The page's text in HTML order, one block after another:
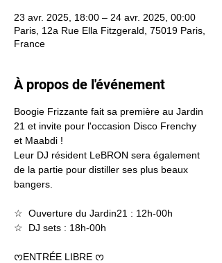
23 avr. 2025, 18:00 – 24 avr. 2025, 00:00
Paris, 12a Rue Ella Fitzgerald, 75019 Paris,
France
À propos de l'événement
Boogie Frizzante fait sa première au Jardin
21 et invite pour l'occasion Disco Frenchy
et Maabdi !
Leur DJ résident LeBRON sera également
de la partie pour distiller ses plus beaux
bangers.
☆  Ouverture du Jardin21 : 12h-00h
☆  DJ sets : 18h-00h
ᰔENTRÉE LIBRE ᰔ